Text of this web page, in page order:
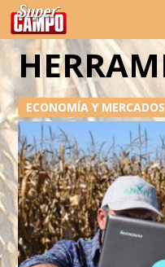
Temas de hoy
ECONOMÍA Y MERCADOS